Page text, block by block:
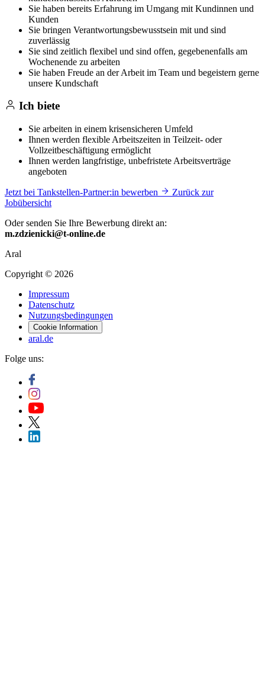
Sie haben bereits Erfahrung im Umgang mit Kundinnen und
Kunden
Sie bringen Verantwortungsbewusstsein mit und sind
zuverlässig
Sie sind zeitlich flexibel und sind offen, gegebenenfalls am
Wochenende zu arbeiten
Sie haben Freude an der Arbeit im Team und begeistern gerne
unsere Kundschaft
Ich biete
Sie arbeiten in einem krisensicheren Umfeld
Ihnen werden flexible Arbeitszeiten in Teilzeit- oder
Vollzeitbeschäftigung ermöglicht
Ihnen werden langfristige, unbefristete Arbeitsverträge
angeboten
Jetzt bei Tankstellen-Partner:in bewerben
Zurück zur
Jobübersicht
Oder senden Sie Ihre Bewerbung direkt an:
m.zdzienicki@t-online.de
Aral
Copyright © 2026
Impressum
Datenschutz
Nutzungsbedingungen
Cookie Information
aral.de
Folge uns: